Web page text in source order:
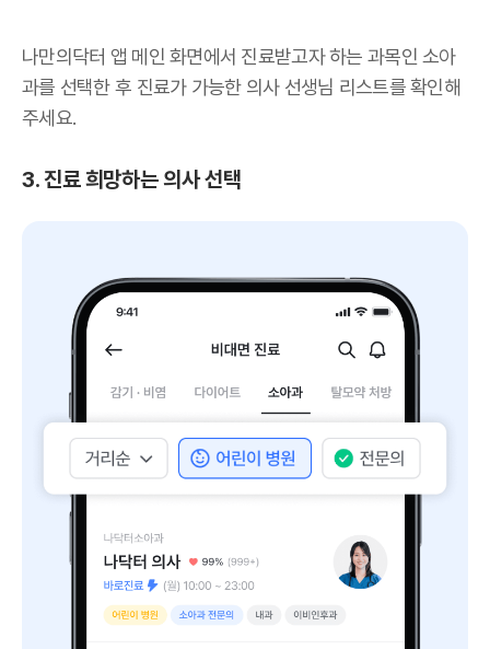
나만의닥터 앱 메인 화면에서 진료받고자 하는 과목인 소아
과를 선택한 후 진료가 가능한 의사 선생님 리스트를 확인해
주세요.
3. 진료 희망하는 의사 선택